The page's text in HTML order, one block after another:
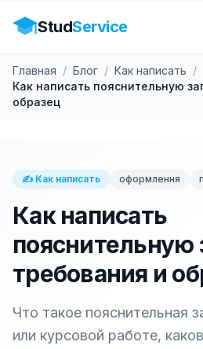
StudService
Главная / Блог / Как написать /
Как написать пояснительную
образец
✍️ Как написать оформлення
Как написать
пояснительную
требования и
Что такое пояснительная
или курсовой работе,